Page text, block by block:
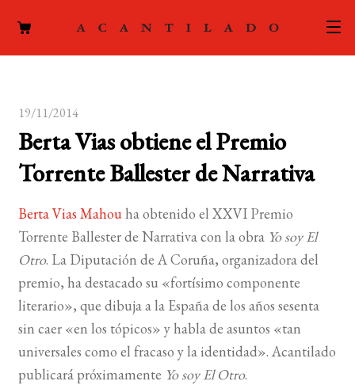
ACTUALIDAD
LA EDITORIAL
hijo
FOREIGN RIGHTS
CONTACTO
MI CUENTA
19/11/2014
Berta Vias obtiene el Premio
Torrente Ballester de Narrativa
Berta Vias Mahouha obtenido el XXVI Premio
Torrente Ballester de Narrativa con la obra Yo soy El
Otro. La Diputación de A Coruña, organizadora del
premio, ha destacado su «fortísimo componente
literario», que dibuja a la España de los años sesenta
sin caer «en los tópicos» y habla de asuntos «tan
universales como el fracaso y la identidad». Acantilado
publicará próximamente Yo soy El Otro.